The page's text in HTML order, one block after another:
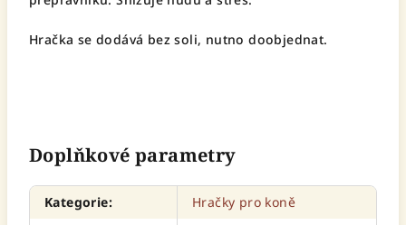
Hračka se dodává bez soli, nutno doobjednat.
Doplňkové parametry
Kategorie:
Hračky pro koně